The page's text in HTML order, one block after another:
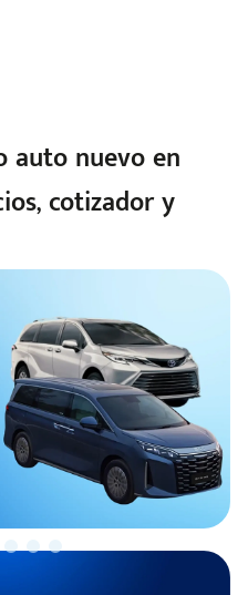
auto nuevo en
cotizador y